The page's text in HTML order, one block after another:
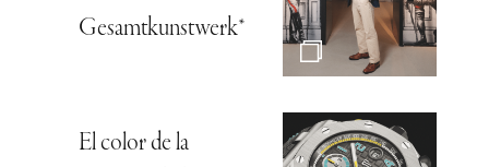
Gesamtkunstwerk*
El color de la